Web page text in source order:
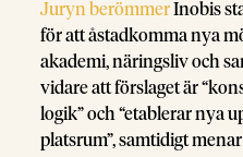
Juryn berömmerInobis
för att åstadkomma nya
akademi, näringsliv och
vidare att förslaget är
logik” och “etablerar nya
platsrum”, samtidigt